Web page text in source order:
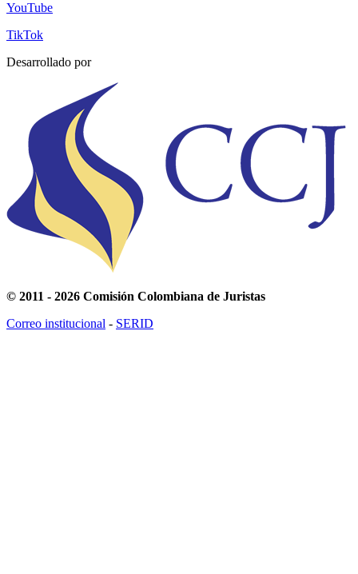
YouTube
TikTok
Desarrollado por
© 2011 - 2026 Comisión Colombiana de Juristas
Correo institucional - SERID